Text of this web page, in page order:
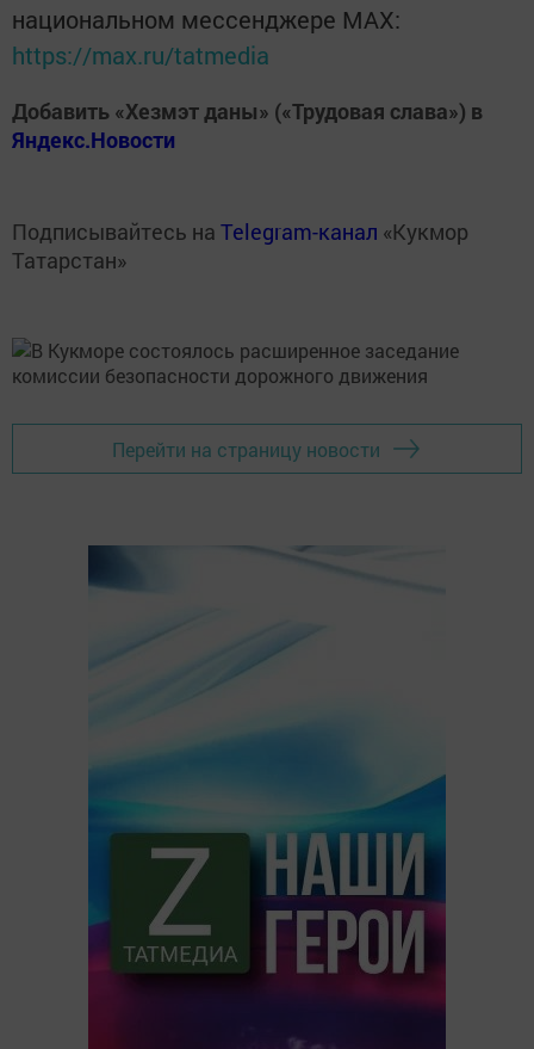
национальном мессенджере MАХ:
https://max.ru/tatmedia
Добавить «Хезмэт даны» («Трудовая слава») в
Яндекс.Новости
Подписывайтесь на Telegram-канал «Кукмор
Татарстан»
Перейти на страницу новости